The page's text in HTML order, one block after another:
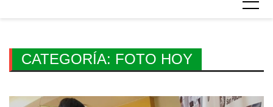
CATEGORÍA: FOTO HOY